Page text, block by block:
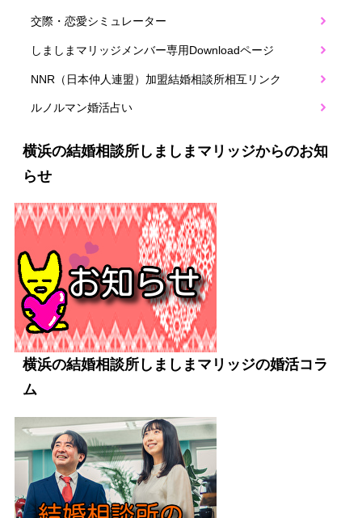
交際・恋愛シミュレーター
しましまマリッジメンバー専用Downloadページ
NNR（日本仲人連盟）加盟結婚相談所相互リンク
ルノルマン婚活占い
横浜の結婚相談所しましまマリッジからのお知
らせ
横浜の結婚相談所しましまマリッジの婚活コラ
ム